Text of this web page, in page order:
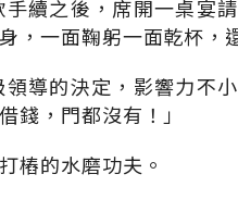
續之後，席開一桌宴
，一面鞠躬一面乾杯，
導的決定，影響力不
錢，門都沒有！」
樁的水磨功夫。